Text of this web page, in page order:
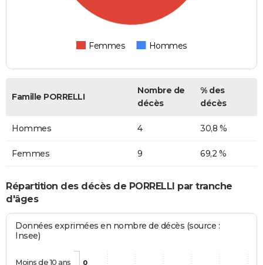
Femmes Hommes
Famille PORRELLI
Nombre de
décès
% des
décès
Hommes 4 30,8 %
Femmes 9 69,2 %
Répartition des décès de PORRELLI par tranche
d'âges
Données exprimées en nombre de décès (source :
Insee)
0
Moins de 10 ans